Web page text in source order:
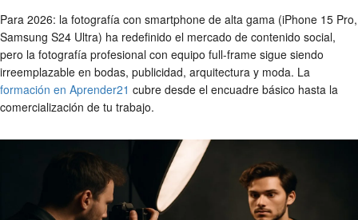
Para 2026: la fotografía con smartphone de alta gama (iPhone 15 Pro,
Samsung S24 Ultra) ha redefinido el mercado de contenido social,
pero la fotografía profesional con equipo full-frame sigue siendo
irreemplazable en bodas, publicidad, arquitectura y moda. La
formación en Aprender21 cubre desde el encuadre básico hasta la
comercialización de tu trabajo.